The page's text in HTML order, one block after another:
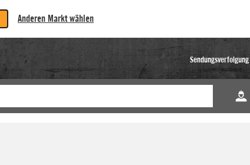
Anderen Markt wählen
Sendungsverfolgung